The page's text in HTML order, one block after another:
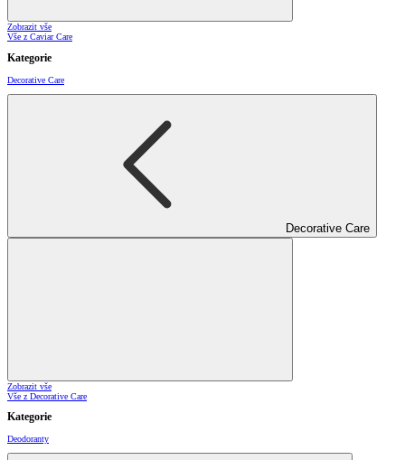
Zobrazit vše
Vše z Caviar Care
Kategorie
Decorative Care
Decorative Care
Zobrazit vše
Vše z Decorative Care
Kategorie
Deodoranty